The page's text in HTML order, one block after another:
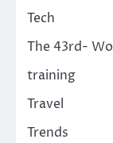
Tech
The 43rd-
training
Travel
Trends